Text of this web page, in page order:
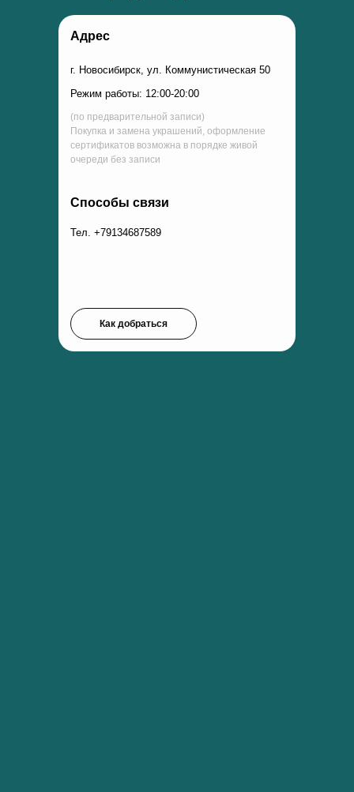
Адрес
Способы связи
г. Новосибирск, ул. Коммунистическая 50
Тел. +79134687589
Режим работы: 12:00-20:00
(по предварительной записи)
Покупка и замена украшений, оформление
сертификатов возможна в порядке живой
очереди без записи
Как добраться